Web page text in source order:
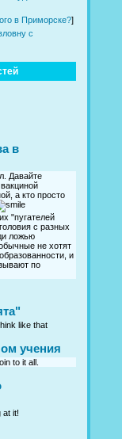
в Приморске?]
с
в
Давайте
а кто просто
"пугателей
с разных
ложью
не хотят
и
по
like that
учения
to it all.
at it!